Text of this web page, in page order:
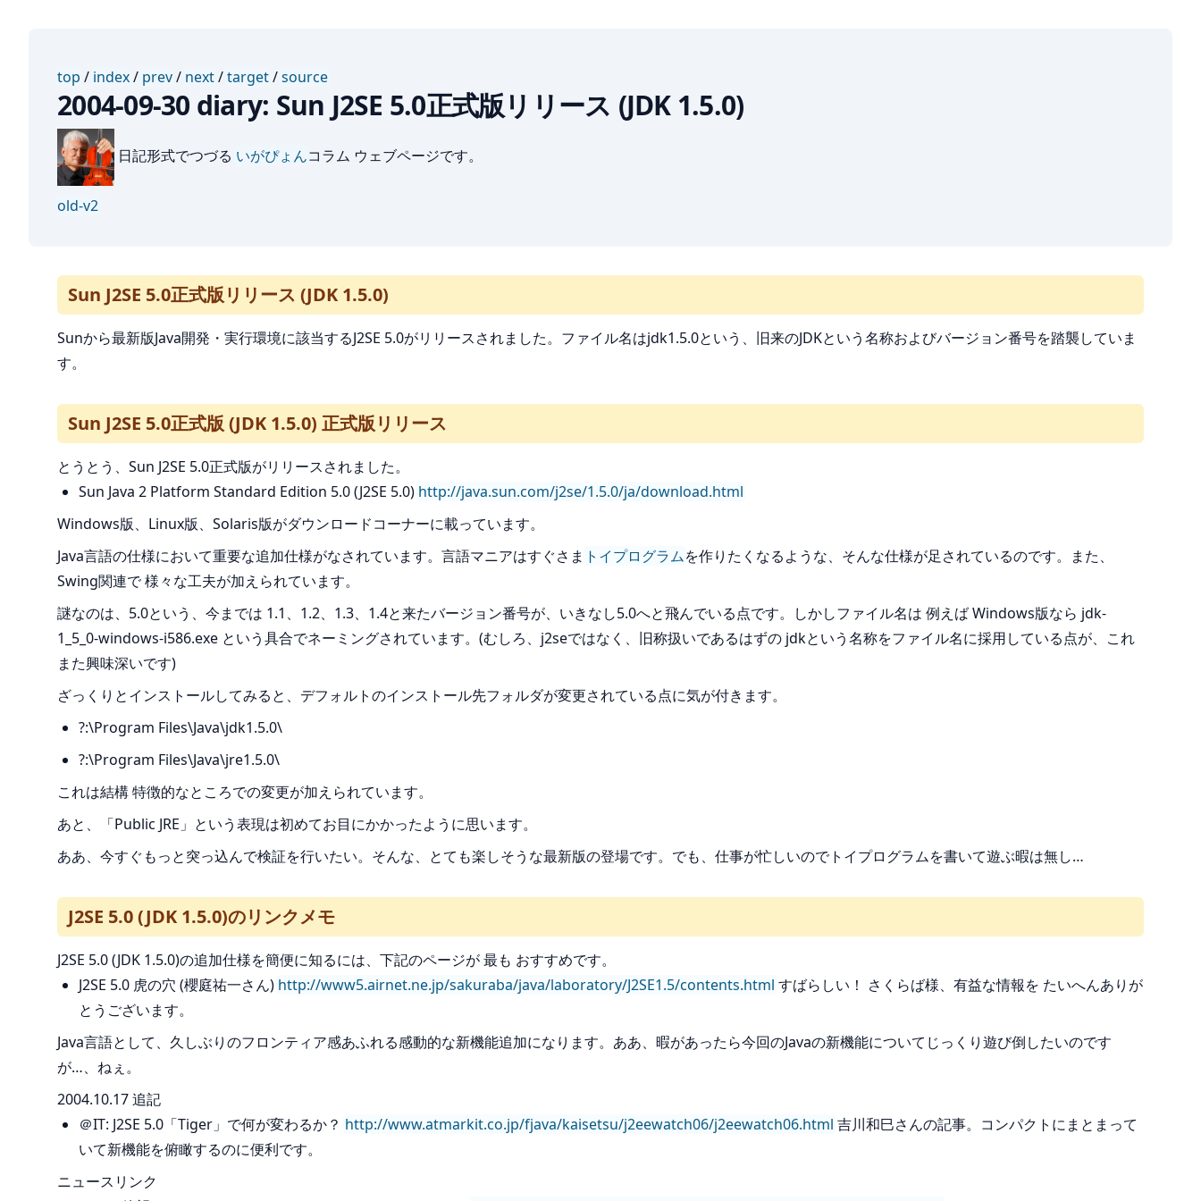
top / index/ prev/ next/target/source
2004-09-30 diary: Sun J2SE 5.0正式版リリース (JDK 1.5.0)
日記形式でつづる いがぴょんコラム ウェブページです。
old-v2
Sun J2SE 5.0正式版リリース (JDK 1.5.0)
Sunから最新版Java開発・実行環境に該当するJ2SE 5.0がリリースされました。ファイル名はjdk1.5.0という、旧来のJDKという名称およびバージョン番号を踏襲していま
す。
Sun J2SE 5.0正式版 (JDK 1.5.0) 正式版リリース
とうとう、Sun J2SE 5.0正式版がリリースされました。
Sun Java 2 Platform Standard Edition 5.0 (J2SE 5.0) http://java.sun.com/j2se/1.5.0/ja/download.html
Windows版、Linux版、Solaris版がダウンロードコーナーに載っています。
Java言語の仕様において重要な追加仕様がなされています。言語マニアはすぐさま トイプログラムを作りたくなるような、そんな仕様が足されているのです。また、
Swing関連で 様々な工夫が加えられています。
謎なのは、5.0という、今までは 1.1、1.2、1.3、1.4と来たバージョン番号が、いきなし5.0へと飛んでいる点です。しかしファイル名は 例えば Windows版なら jdk-
1_5_0-windows-i586.exe という具合でネーミングされています。(むしろ、j2seではなく、旧称扱いであるはずの jdkという名称をファイル名に採用している点が、これ
また興味深いです)
ざっくりとインストールしてみると、デフォルトのインストール先フォルダが変更されている点に気が付きます。
?:\Program Files\Java\jdk1.5.0\
?:\Program Files\Java\jre1.5.0\
これは結構 特徴的なところでの変更が加えられています。
あと、「Public JRE」という表現は初めてお目にかかったように思います。
ああ、今すぐもっと突っ込んで検証を行いたい。そんな、とても楽しそうな最新版の登場です。でも、仕事が忙しいのでトイプログラムを書いて遊ぶ暇は無し…
J2SE 5.0 (JDK 1.5.0)のリンクメモ
J2SE 5.0 (JDK 1.5.0)の追加仕様を簡便に知るには、下記のページが 最も おすすめです。
J2SE 5.0 虎の穴 (櫻庭祐一さん) http://www5.airnet.ne.jp/sakuraba/java/laboratory/J2SE1.5/contents.html すばらしい！ さくらば様、有益な情報を たいへんありが
とうございます。
Java言語として、久しぶりのフロンティア感あふれる感動的な新機能追加になります。ああ、暇があったら今回のJavaの新機能についてじっくり遊び倒したいのです
が…、ねぇ。
2004.10.17 追記
＠IT: J2SE 5.0「Tiger」で何が変わるか？ http://www.atmarkit.co.jp/fjava/kaisetsu/j2eewatch06/j2eewatch06.html 吉川和巳さんの記事。コンパクトにまとまって
いて新機能を俯瞰するのに便利です。
ニュースリンク